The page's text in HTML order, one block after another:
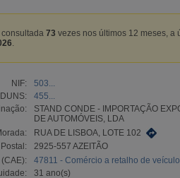
73 vezes nos últimos 12 meses, a
NIF:
503...
DUNS:
455...
STAND CONDE - IMPORTAÇÃO
DE AUTOMÓVEIS, LDA
RUA DE LISBOA, LOTE 102
2925-557 AZEITÃO
47811 - Comércio a retalho de
31 ano(s)